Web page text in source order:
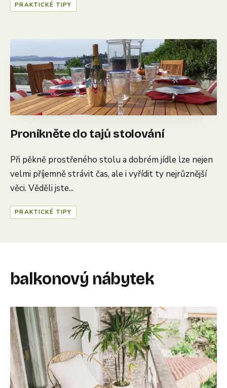
PRAKTICKÉ TIPY
Pronikněte do tajů stolování
Při pěkně prostřeného stolu a dobrém jídle lze nejen
velmi příjemně strávit čas, ale i vyřídit ty nejrůznější
věci. Věděli jste...
PRAKTICKÉ TIPY
balkonový nábytek